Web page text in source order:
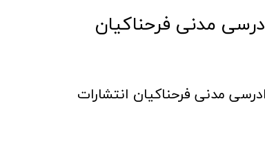
مدنی فرحناکیان
مدنی فرحناکیان انتشارات